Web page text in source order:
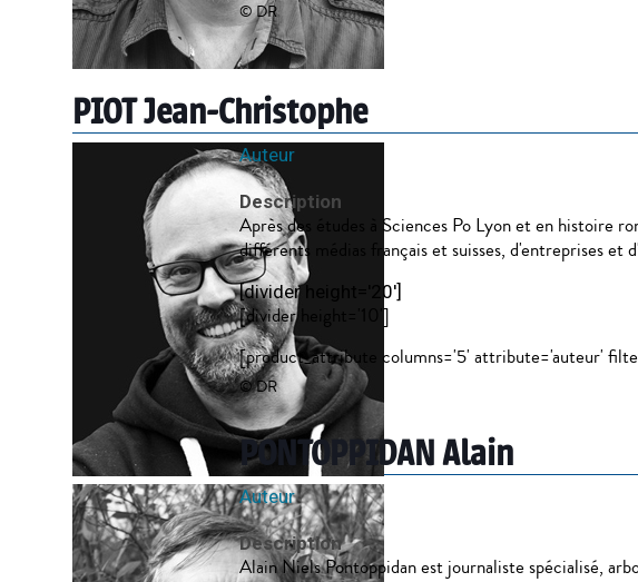
© DR
PIOT Jean-Christophe
Auteur
Description
Après des études à Sciences Po Lyon et en histoire
différents médias français et suisses, d'entreprises et
[divider height='20']
[divider height='10']
[product_attribute columns='5' attribute='auteur'
© DR
PONTOPPIDAN Alain
Auteur
Description
Alain Niels Pontoppidan est journaliste spécialisé,